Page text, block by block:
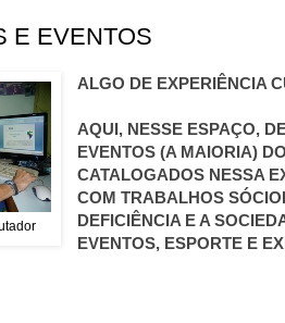
E EVENTOS
ALGO DE EXPERIÊNCIA
AQUI, NESSE ESPAÇO,
EVENTOS (A MAIORIA)
CATALOGADOS NESSA
COM TRABALHOS
DEFICIÊNCIA E A
EVENTOS, ESPORTE E